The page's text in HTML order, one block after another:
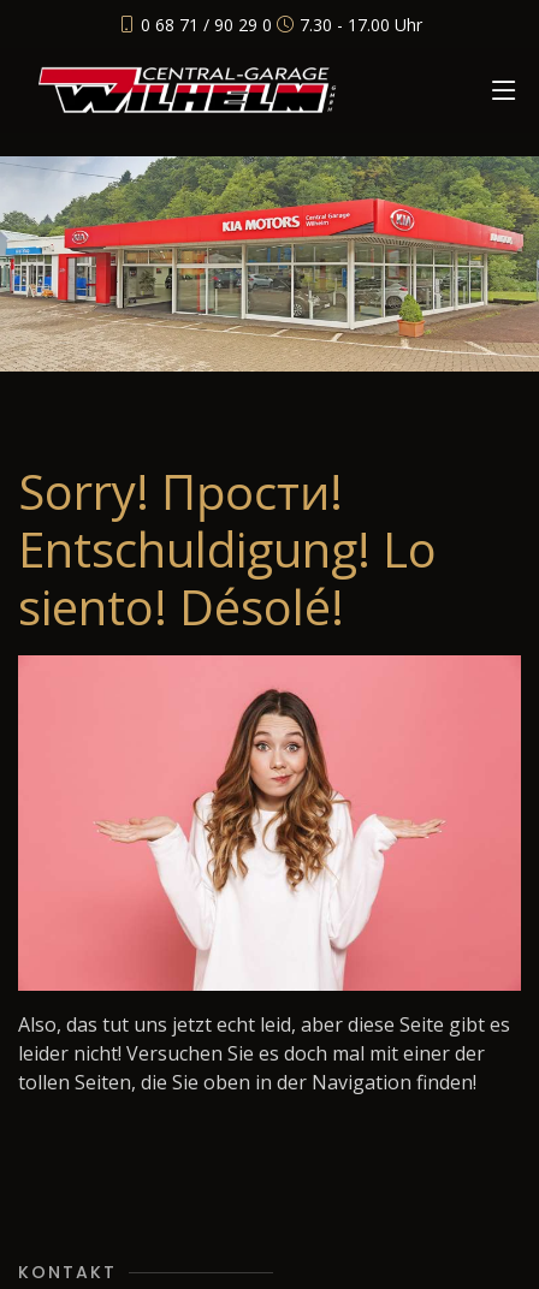
0 68 71 / 90 29 0 7.30 - 17.00 Uhr
Sorry! Прости!
Entschuldigung! Lo
siento! Désolé!
Also, das tut uns jetzt echt leid, aber diese Seite gibt es
leider nicht! Versuchen Sie es doch mal mit einer der
tollen Seiten, die Sie oben in der Navigation finden!
KONTAKT